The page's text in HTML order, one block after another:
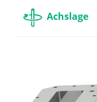
Achslage